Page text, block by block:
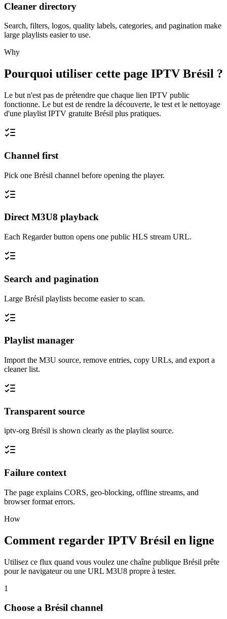
Cleaner directory
Search, filters, logos, quality labels, categories, and pagination make
large playlists easier to use.
Why
Pourquoi utiliser cette page IPTV Brésil ?
Le but n'est pas de prétendre que chaque lien IPTV public
fonctionne. Le but est de rendre la découverte, le test et le nettoyage
d'une playlist IPTV gratuite Brésil plus pratiques.
Channel first
Pick one Brésil channel before opening the player.
Direct M3U8 playback
Each Regarder button opens one public HLS stream URL.
Search and pagination
Large Brésil playlists become easier to scan.
Playlist manager
Import the M3U source, remove entries, copy URLs, and export a
cleaner list.
Transparent source
iptv-org Brésil is shown clearly as the playlist source.
Failure context
The page explains CORS, geo-blocking, offline streams, and
browser format errors.
How
Comment regarder IPTV Brésil en ligne
Utilisez ce flux quand vous voulez une chaîne publique Brésil prête
pour le navigateur ou une URL M3U8 propre à tester.
1
Choose a Brésil channel